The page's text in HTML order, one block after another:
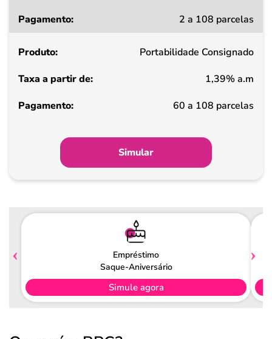
a
de
Pagamento
2 a 108 parcelas
Portabilidade Consignado
1,39% a.m
60 a 108 parcelas
Simular
Empréstimo
Saque-Aniversário
Simule agora